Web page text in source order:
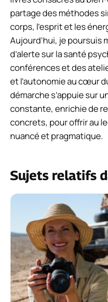
partage des méthodes
corps, l’esprit et les
Aujourd’hui, je poursuis
d’alerte sur la santé
conférences et des
et l’autonomie au cœur
démarche s’appuie sur
constante, enrichie de
concrets, pour offrir au
nuancé et pragmatique.
Sujets relatifs